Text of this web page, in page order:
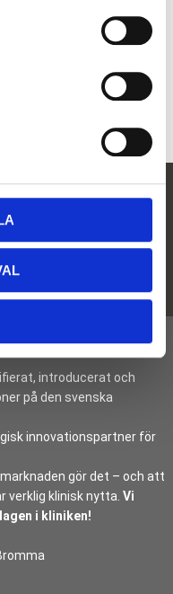
Bioclear
Prenumerera
introducerat och
på den svenska
innovationspartner för
gör det – och att
verklig klinisk nytta. Vi
i kliniken!